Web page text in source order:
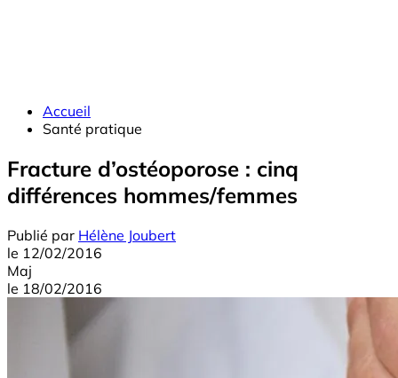
Accueil
Santé pratique
Fracture d’ostéoporose : cinq
différences hommes/femmes
Publié par Hélène Joubert
le 12/02/2016
Maj
le 18/02/2016